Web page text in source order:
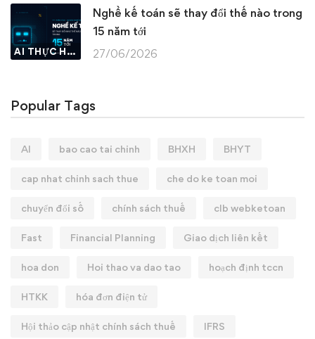
AI THỰC HÀNH
Nghề kế toán sẽ thay đổi thế nào trong
15 năm tới
27/06/2026
Popular Tags
AI bao cao tai chinh BHXH BHYT
cap nhat chinh sach thue che do ke toan moi
chuyển đổi số chính sách thuế clb webketoan
Fast Financial Planning Giao dịch liên kết
hoa don Hoi thao va dao tao hoạch định tccn
HTKK hóa đơn điện tử
Hội thảo cập nhật chính sách thuế IFRS